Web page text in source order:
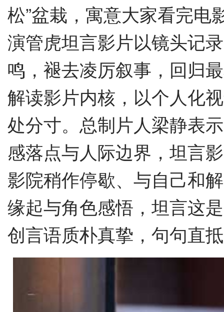
松”盆栽，寓意大家看完电
演管虎坦言影片以镜头记
鸣，褪去凌厉叙事，回归
解读影片内核，以个人化
处分寸。总制片人梁静表
感落点与人际边界，坦言
影院稍作停歇、与自己和
缘起与角色感悟，坦言这
创言语质朴真挚，句句直